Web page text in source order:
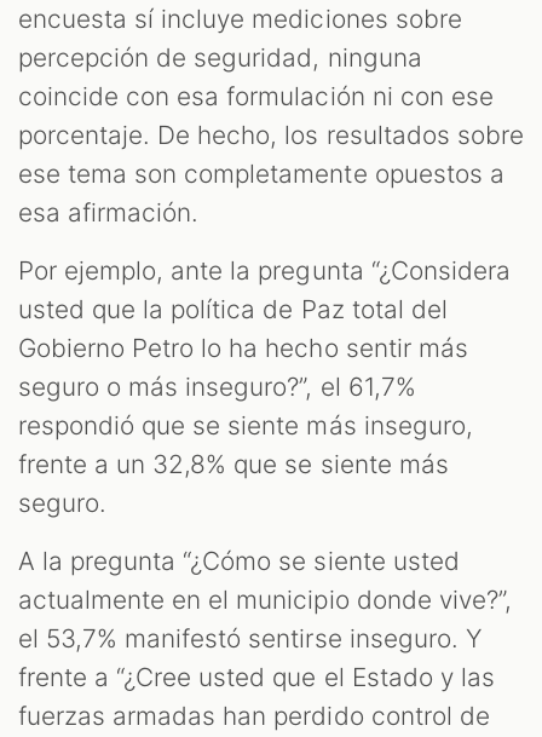
encuesta sí incluye mediciones sobre
percepción de seguridad, ninguna
coincide con esa formulación ni con ese
porcentaje. De hecho, los resultados sobre
ese tema son completamente opuestos a
esa afirmación.
Por ejemplo, ante la pregunta “¿Considera
usted que la política de Paz total del
Gobierno Petro lo ha hecho sentir más
seguro o más inseguro?”, el 61,7%
respondió que se siente más inseguro,
frente a un 32,8% que se siente más
seguro.
A la pregunta “¿Cómo se siente usted
actualmente en el municipio donde vive?”,
el 53,7% manifestó sentirse inseguro. Y
frente a “¿Cree usted que el Estado y las
fuerzas armadas han perdido control de